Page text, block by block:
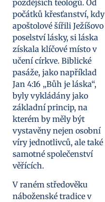
pozdějších teologů. Od
počátků křesťanství, kdy
apoštolové šířili Ježíšovo
poselství lásky, si láska
získala klíčové místo v
učení církve. Biblické
pasáže, jako například
Jan 4:16 „Bůh je láska“,
byly vykládány jako
základní princip, na
kterém by měly být
vystavěny nejen osobní
víry jednotlivců, ale také
samotné společenství
věřících.
V raném středověku
náboženské tradice v